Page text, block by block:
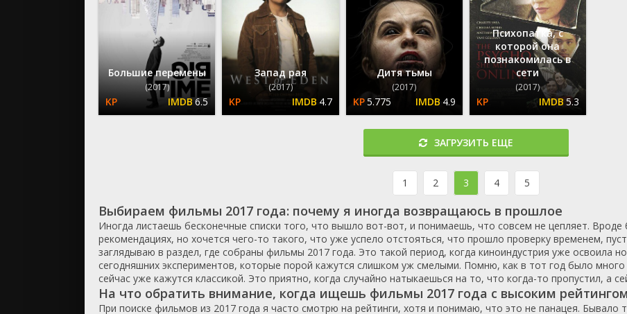
триллер
ужасы
фантастика
фильм-нуар
фэнтези
Доминикана
Египет
Казахстан
Камбоджа
Катар
Китай
Конго
Корея Южная
Коста-Рика
Куба
Люксембург
Малайзия
Мальта
Марокко
Мексика
Нигерия
1973
1974
1975
1976
1977
1978
1981
1983
1984
1985
1986
1987
1988
1989
Франция
Швеция
Япония
Россия
Украина
2017
2018
2019
2020
2021
Большие перемены
(2017)
6.5
Запад рая
(2017)
4.7
Дитя тьмы
(2017)
5.775 4.9
Психопатка, с
которой она
познакомилась в
сети
(2017)
5.3
ЗАГРУЗИТЬ ЕЩЕ
1 2 3 4 5
Выбираем фильмы 2017 года: почему я иногда возвращаюсь в прошлое
Иногда листаешь бесконечные списки того, что вышло вот-вот, и понимаешь, что совсем не цепляет. Вроде
рекомендациях, но хочется чего-то такого, что уже успело отстояться, что прошло проверку временем,
заглядываю в раздел, где собраны фильмы 2017 года. Это такой период, когда киноиндустрия уже освоила
сегодняшних экспериментов, которые порой кажутся слишком уж смелыми. Помню, как в тот год было
сейчас уже кажутся классикой. Это приятно, когда случайно натыкаешься на то, что когда-то пропустил, а
На что обратить внимание, когда ищешь фильмы 2017 года с высоким рейтингом
При поиске фильмов из 2017 года я часто смотрю на рейтинги, хотя и понимаю, что это не панацея. Бывало